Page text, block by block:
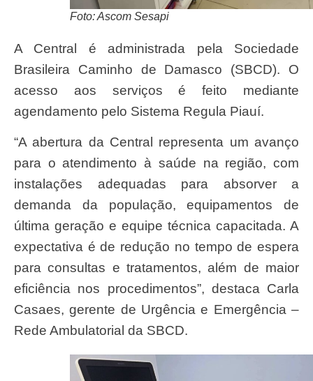
Foto: Ascom Sesapi
A Central é administrada pela Sociedade
Brasileira Caminho de Damasco (SBCD). O
acesso aos serviços é feito mediante
agendamento pelo Sistema Regula Piauí.
“A abertura da Central representa um avanço
para o atendimento à saúde na região, com
instalações adequadas para absorver a
demanda da população, equipamentos de
última geração e equipe técnica capacitada. A
expectativa é de redução no tempo de espera
para consultas e tratamentos, além de maior
eficiência nos procedimentos”, destaca Carla
Casaes, gerente de Urgência e Emergência –
Rede Ambulatorial da SBCD.